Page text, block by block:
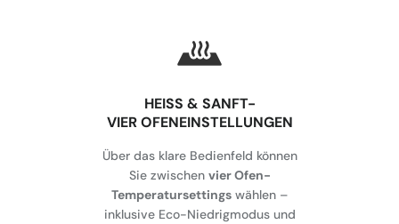
HEISS & SANFT-
VIER OFENEINSTELLUNGEN
Über das klare Bedienfeld können
Sie zwischen vier Ofen-
Temperatursettings wählen –
inklusive Eco-Niedrigmodus und